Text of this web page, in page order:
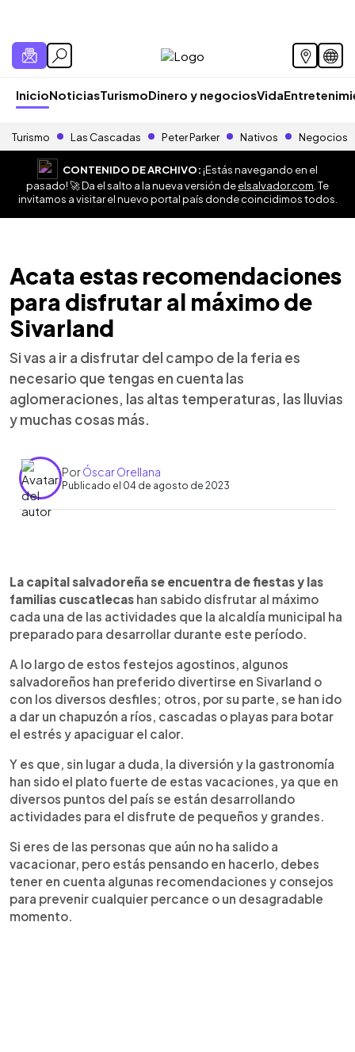
InicioNoticiasTurismoDinero y negociosVida
Turismo Las Cascadas Peter Parker Nativos Negocios
CONTENIDO DE ARCHIVO:¡Estás navegando en el
pasado! 🚀 Da el salto a la nueva versión deelsalvador.com . Te
invitamos a visitar el nuevo portal país donde coincidimos todos.
Acata estas recomendaciones
para disfrutar al máximo de
Sivarland
Si vas a ir a disfrutar del campo de la feria es
necesario que tengas en cuenta las
aglomeraciones, las altas temperaturas, las lluvias
y muchas cosas más.
PorÓscar Orellana
Publicado el 04 de agosto de 2023
► Escuchar artículo
La capital salvadoreña se encuentra de fiestas y las
familias cuscatlecas han sabido disfrutar al máximo
cada una de las actividades que la alcaldía municipal ha
preparado para desarrollar durante este período.
A lo largo de estos festejos agostinos, algunos
salvadoreños han preferido divertirse en Sivarland o
con los diversos desfiles; otros, por su parte, se han ido
a dar un chapuzón a ríos, cascadas o playas para botar
el estrés y apaciguar el calor.
Y es que, sin lugar a duda, la diversión y la gastronomía
han sido el plato fuerte de estas vacaciones, ya que en
diversos puntos del país se están desarrollando
actividades para el disfrute de pequeños y grandes.
Si eres de las personas que aún no ha salido a
vacacionar, pero estás pensando en hacerlo, debes
tener en cuenta algunas recomendaciones y consejos
para prevenir cualquier percance o un desagradable
momento.